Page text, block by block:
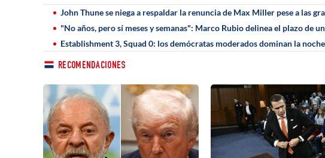
John Thune se niega a respaldar la renuncia de Max Miller pese a las
"No años, pero sí meses y semanas": Marco Rubio delinea el plazo de
Establishment 3, Squad 0: los demócratas moderados dominan la
RECOMENDACIONES